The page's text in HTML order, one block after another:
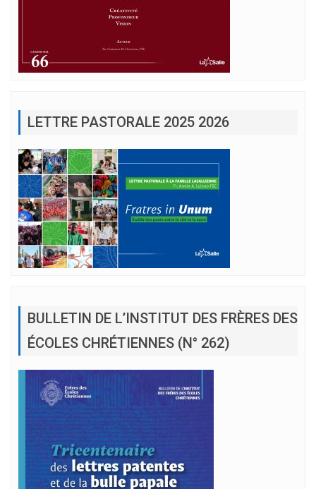
LETTRE PASTORALE 2025 2026
BULLETIN DE L’INSTITUT DES FRÈRES DES
ÉCOLES CHRÉTIENNES (N° 262)